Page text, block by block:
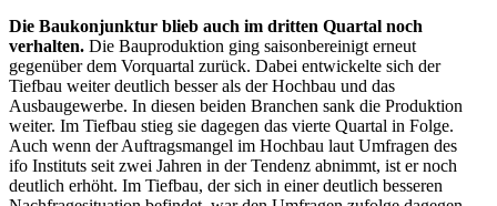
Die Baukonjunktur blieb auch im dritten Quartal noch
verhalten. Die Bauproduktion ging saisonbereinigt erneut
gegenüber dem Vorquartal zurück. Dabei entwickelte sich der
Tiefbau weiter deutlich besser als der Hochbau und das
Ausbaugewerbe. In diesen beiden Branchen sank die Produktion
weiter. Im Tiefbau stieg sie dagegen das vierte Quartal in Folge.
Auch wenn der Auftragsmangel im Hochbau laut Umfragen des
ifo Instituts seit zwei Jahren in der Tendenz abnimmt, ist er noch
deutlich erhöht. Im Tiefbau, der sich in einer deutlich besseren